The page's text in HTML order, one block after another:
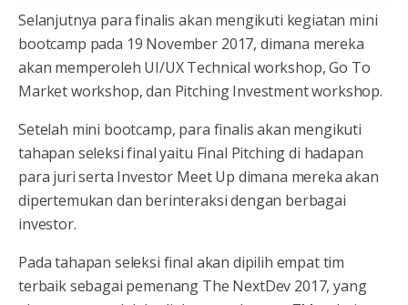
Selanjutnya para finalis akan mengikuti kegiatan mini
bootcamp pada 19 November 2017, dimana mereka
akan memperoleh UI/UX Technical workshop, Go To
Market workshop, dan Pitching Investment workshop.
Setelah mini bootcamp, para finalis akan mengikuti
tahapan seleksi final yaitu Final Pitching di hadapan
para juri serta Investor Meet Up dimana mereka akan
dipertemukan dan berinteraksi dengan berbagai
investor.
Pada tahapan seleksi final akan dipilih empat tim
terbaik sebagai pemenang The NextDev 2017, yang